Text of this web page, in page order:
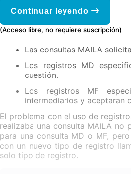
Continuar leyendo
(Acceso libre, no requiere suscripción)
Las consultas MAILA
Los registros MD
cuestión.
Los registros MF
intermediarios y aceptaran
El problema con el uso de
realizaba una consulta MAILA no
para una consulta MD o MF,
con un nuevo tipo de registro
solo tipo de registro.